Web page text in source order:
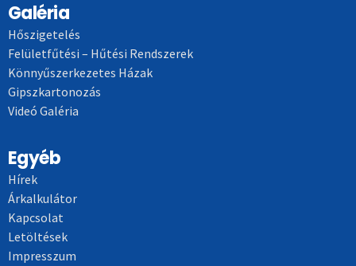
Galéria
Hőszigetelés
Felületfűtési – Hűtési Rendszerek
Könnyűszerkezetes Házak
Gipszkartonozás
Videó Galéria
Egyéb
Hírek
Árkalkulátor
Kapcsolat
Letöltések
Impresszum